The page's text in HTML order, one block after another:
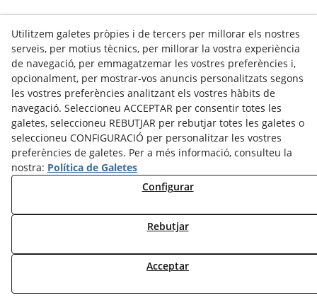
Utilitzem galetes pròpies i de tercers per millorar els nostres
serveis, per motius tècnics, per millorar la vostra experiència
de navegació, per emmagatzemar les vostres preferències i,
opcionalment, per mostrar-vos anuncis personalitzats segons
les vostres preferències analitzant els vostres hàbits de
navegació. Seleccioneu ACCEPTAR per consentir totes les
galetes, seleccioneu REBUTJAR per rebutjar totes les galetes o
seleccioneu CONFIGURACIÓ per personalitzar les vostres
preferències de galetes. Per a més informació, consulteu la
nostra: Política de Galetes
Configurar
Rebutjar
Acceptar